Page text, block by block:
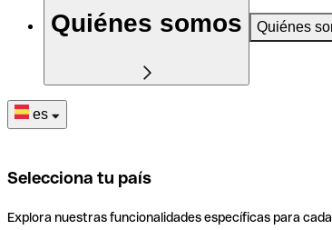
Quiénes somos Quiénes
es
Selecciona tu país
Explora nuestras funcionalidades específicas para